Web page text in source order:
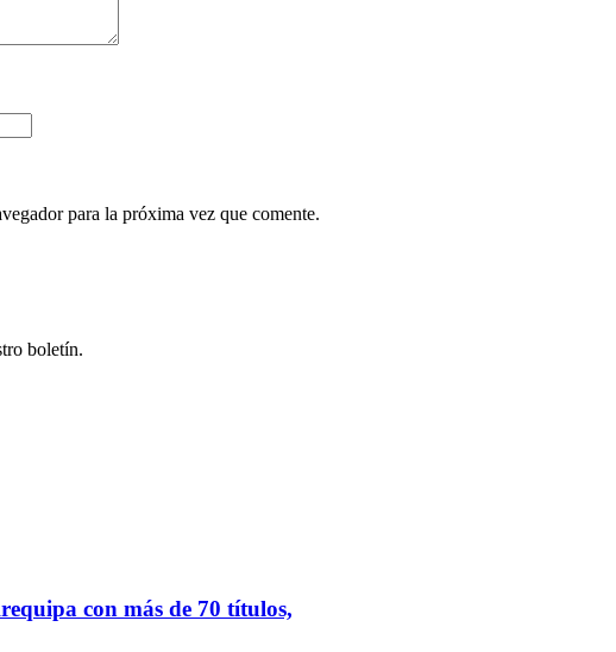
para la próxima vez que comente.
boletín.
con más de 70 títulos,